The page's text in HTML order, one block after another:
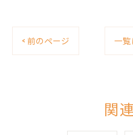
< 前のページ 一覧
関